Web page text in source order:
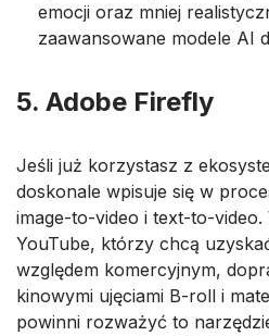
emocji oraz mniej
zaawansowane modele AI
5. Adobe Firefly
Jeśli już korzystasz z
doskonale wpisuje się w
image-to-video i text-to-
YouTube, którzy chcą
względem komercyjnym,
kinowymi ujęciami B-roll i
powinni rozważyć to